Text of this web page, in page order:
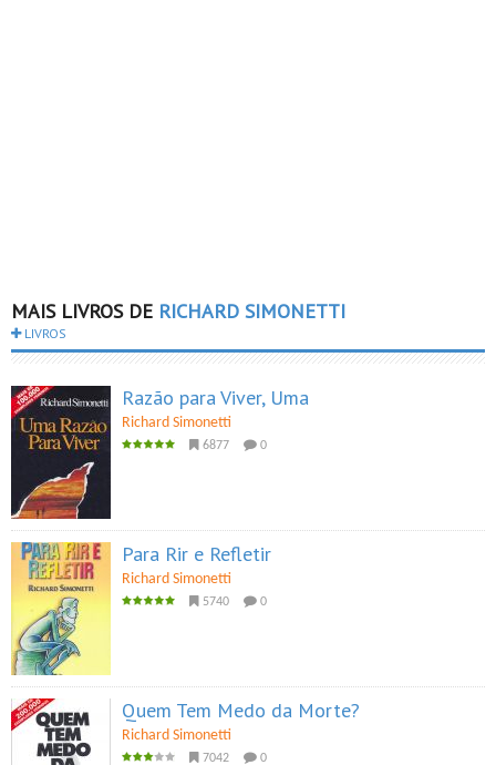
MAIS LIVROS DE RICHARD SIMONETTI
LIVROS
Razão para Viver, Uma
Richard Simonetti
6877 0
Para Rir e Refletir
Richard Simonetti
5740 0
Quem Tem Medo da Morte?
Richard Simonetti
7042 0